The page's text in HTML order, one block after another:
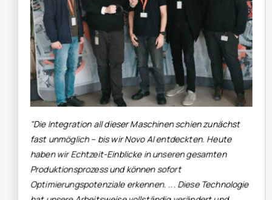
schien zunächst
Heute
gesamten
verändert und
"Vor Novo AI mussten wir uns mit
begnügen - herauszufinden, wie die
verknüpfen, erschien uns unmöglich
zu aufwändig. Entscheidungen
genauer getroffen, und ganz ehrlich,
tägliche Arbeit so viel einfacher."